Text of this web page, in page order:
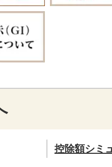
控除額シミ